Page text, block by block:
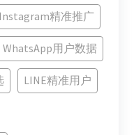
Instagram精准推广
WhatsApp用户数据
LINE精准用户